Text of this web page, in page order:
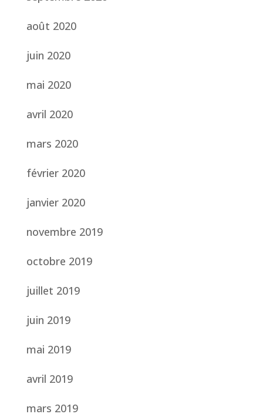
août 2020
juin 2020
mai 2020
avril 2020
mars 2020
février 2020
janvier 2020
novembre 2019
octobre 2019
juillet 2019
juin 2019
mai 2019
avril 2019
mars 2019